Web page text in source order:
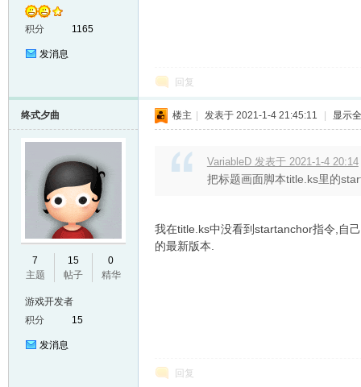
M
积分 1165
发消息
回复
终式夕曲
7
主题
15
帖子
0
精华
游戏开发者
积分
15
发消息
楼主 发表于 2021-1-4 21:45:11 显示
VariableD 发表于 2021-1-4 20:14
把标题画面脚本title.ks里的
我在title.ks中没看到startanchor指令,自
的最新版本.
回复